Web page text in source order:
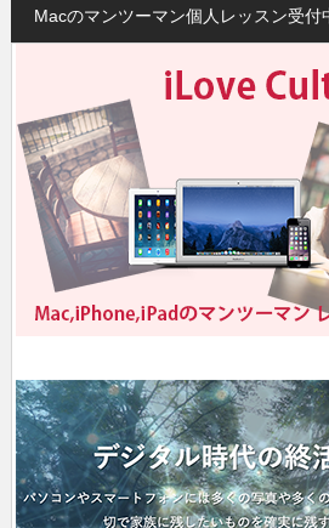
Macのマンツーマン個人レッスン受付